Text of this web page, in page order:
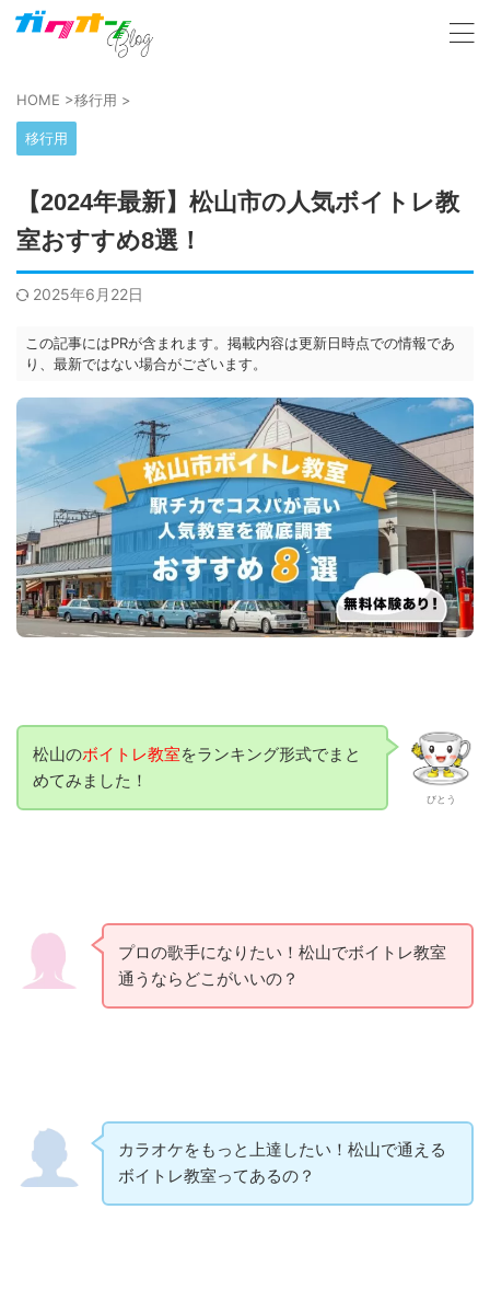
HOME >移行用 >
移行用
【2024年最新】松山市の人気ボイトレ教
室おすすめ8選！
2025年6月22日
この記事にはPRが含まれます。掲載内容は更新日時点での情報であ
り、最新ではない場合がございます。
びとう
松山のボイトレ教室をランキング形式でまと
めてみました！
プロの歌手になりたい！松山でボイトレ教室
通うならどこがいいの？
カラオケをもっと上達したい！松山で通える
ボイトレ教室ってあるの？